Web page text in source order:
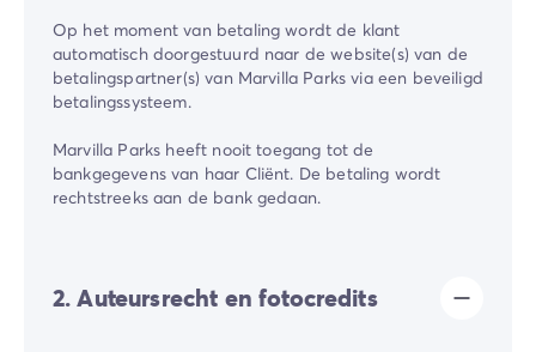
Op het moment van betaling wordt de klant
automatisch doorgestuurd naar de website(s) van de
betalingspartner(s) van Marvilla Parks via een beveiligd
betalingssysteem.
Marvilla Parks heeft nooit toegang tot de
bankgegevens van haar Cliënt. De betaling wordt
rechtstreeks aan de bank gedaan.
2. Auteursrecht en fotocredits